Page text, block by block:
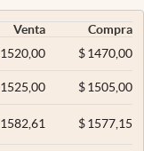
Venta
Compra
1520,00 $1470,00
1525,00 $1505,00
1582,61 $1577,15